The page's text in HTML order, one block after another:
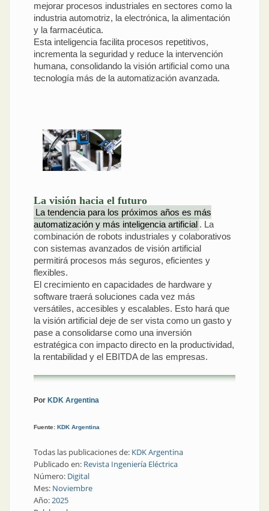
mejorar procesos industriales en sectores como la
industria automotriz, la electrónica, la alimentación
y la farmacéutica.
Esta inteligencia facilita procesos repetitivos,
incrementa la seguridad y reduce la intervención
humana, consolidando la visión artificial como una
tecnología más de la automatización avanzada.
La visión hacia el futuro
La tendencia para los próximos años es más
automatización y más inteligencia artificial . La
combinación de robots industriales y colaborativos
con sistemas avanzados de visión artificial
permitirá procesos más seguros, eficientes y
flexibles.
El crecimiento en capacidades de hardware y
software traerá soluciones cada vez más
versátiles, accesibles y escalables. Esto hará que
la visión artificial deje de ser vista como un gasto y
pase a consolidarse como una inversión
estratégica con impacto directo en la productividad,
la rentabilidad y el EBITDA de las empresas.
Por KDK Argentina
Fuente: KDK Argentina
Todas las publicaciones de: KDK Argentina
Publicado en: Revista Ingeniería Eléctrica
Número: Digital
Mes: Noviembre
Año:2025